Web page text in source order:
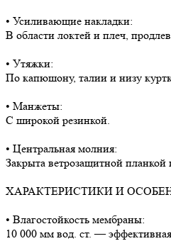
• Усиливающие накладки:
В области локтей и плеч,
• Утяжки:
По капюшону, талии и низу
• Манжеты:
С широкой резинкой.
• Центральная молния:
Закрыта ветрозащитной планкой
ХАРАКТЕРИСТИКИ И
• Влагостойкость мембраны:
10 000 мм вод. ст. —